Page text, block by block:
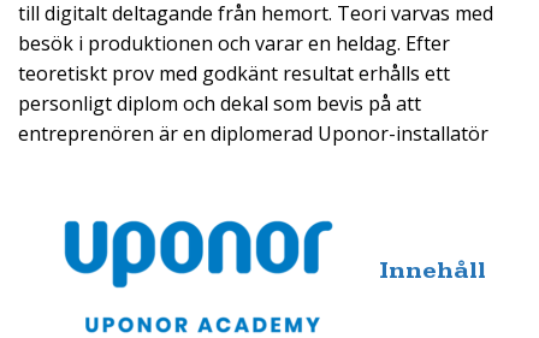
till digitalt deltagande från hemort. Teori varvas med
besök i produktionen och varar en heldag. Efter
teoretiskt prov med godkänt resultat erhålls ett
personligt diplom och dekal som bevis på att
entreprenören är en diplomerad Uponor-installatör
Innehåll